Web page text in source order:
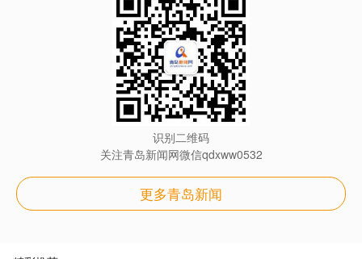
识别二维码
关注青岛新闻网微信qdxww0532
更多青岛新闻